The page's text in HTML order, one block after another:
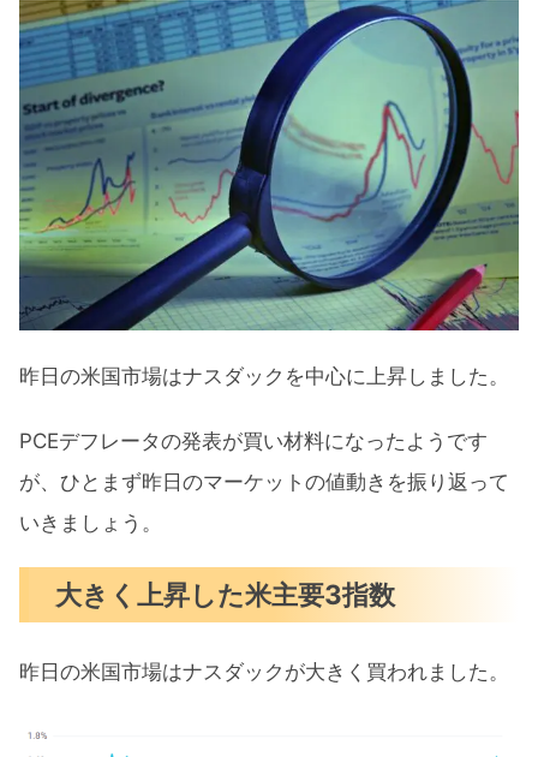
S&P500ヒートマップ
セクター別パフォーマンス
大きく上昇したS&P500
米国市場のトピックス
インフレ鈍化示すPCEデフレータ
期待インフレ更なる低下示すミシガン
大指数
7月の注目イベントについて
まとめ
昨日の米国市場はナスダックを中心に上昇しました。
PCEデフレータの発表が買い材料になったようです
が、ひとまず昨日のマーケットの値動きを振り返って
いきましょう。
大きく上昇した米主要3指数
昨日の米国市場はナスダックが大きく買われました。